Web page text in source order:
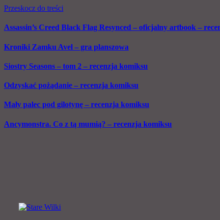
Przeskocz do treści
Assassin’s Creed Black Flag Resynced – oficjalny artbook –
Kroniki Zamku Avel – gra planszowa
Siostry Seasons – tom 2 – recenzja komiksu
Odzyskać pożądanie – recenzja komiksu
Mały palec pod gilotynę – recenzja komiksu
Ancymonstra. Co z tą mumią? – recenzja komiksu